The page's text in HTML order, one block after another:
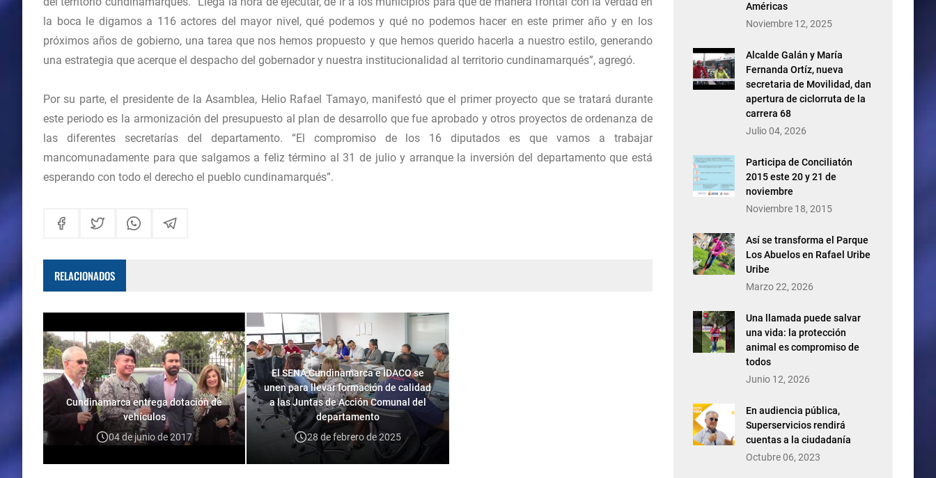
la boca le digamos a 116 actores del mayor nivel, qué podemos y qué no podemos hacer en este primer año y en los
próximos años de gobierno, una tarea que nos hemos propuesto y que hemos querido hacerla a nuestro estilo, generando
una estrategia que acerque el despacho del gobernador y nuestra institucionalidad al territorio cundinamarqués”, agregó.
Por su parte, el presidente de la Asamblea, Helio Rafael Tamayo, manifestó que el primer proyecto que se tratará durante
este periodo es la armonización del presupuesto al plan de desarrollo que fue aprobado y otros proyectos de ordenanza de
las diferentes secretarías del departamento. “El compromiso de los 16 diputados es que vamos a trabajar
mancomunadamente para que salgamos a feliz término al 31 de julio y arranque la inversión del departamento que está
esperando con todo el derecho el pueblo cundinamarqués”.
RELACIONADOS
Cundinamarca entrega dotación de
vehículos
04 de junio de 2017
El SENA Cundinamarca e IDACO se
unen para llevar formación de calidad
a las Juntas de Acción Comunal del
departamento
28 de febrero de 2025
Américas
Noviembre 12, 2025
Alcalde Galán y María
Fernanda Ortíz, nueva
secretaria de Movilidad, dan
apertura de ciclorruta de la
carrera 68
Julio 04, 2026
Participa de Conciliatón
2015 este 20 y 21 de
noviembre
Noviembre 18, 2015
Así se transforma el Parque
Los Abuelos en Rafael Uribe
Uribe
Marzo 22, 2026
Una llamada puede salvar
una vida: la protección
animal es compromiso de
todos
Junio 12, 2026
En audiencia pública,
Superservicios rendirá
cuentas a la ciudadanía
Octubre 06, 2023